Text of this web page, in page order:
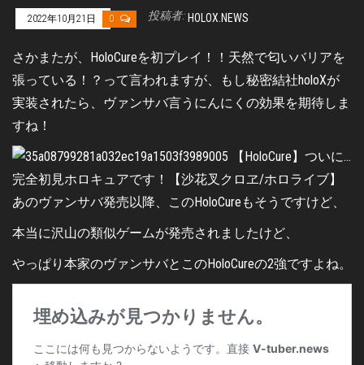
2022年10月21日 0 投稿者: HOLOX.NEWS
さかまたが、HoloCureを初プレイ！！天然で匂いバリアを
張っている！？って言われますが、もし秘密結社holoXが
実装されたら、ヴァンサバ言うにんにくの効果を期待しま
すね！
あのヴァンサバ発売以降、このHoloCureもそうですけど、
本当に沢山の類似ゲームが発売されましたけど、
やっぱり本家のヴァンサバとこのHoloCureの2強ですよね。